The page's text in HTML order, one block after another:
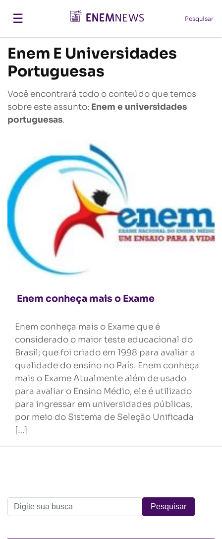
☰ Pesquisar
Enem E Universidades
Portuguesas
Você encontrará todo o conteúdo que temos
sobre este assunto: Enem e universidades
portuguesas.
Enem conheça mais o Exame
Enem conheça mais o Exame que é
considerado o maior teste educacional do
Brasil; que foi criado em 1998 para avaliar a
qualidade do ensino no País. Enem conheça
mais o Exame Atualmente além de usado
para avaliar o Ensino Médio, ele é utilizado
para ingressar em universidades públicas,
por meio do Sistema de Seleção Unificada
[…]